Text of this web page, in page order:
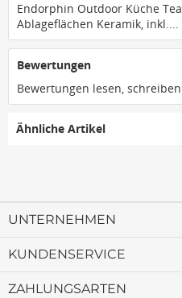
Endorphin Outdoor Küche
Ablageflächen Keramik, inkl....
Bewertungen
Bewertungen lesen,
Ähnliche Artikel
UNTERNEHMEN
KUNDENSERVICE
ZAHLUNGSARTEN